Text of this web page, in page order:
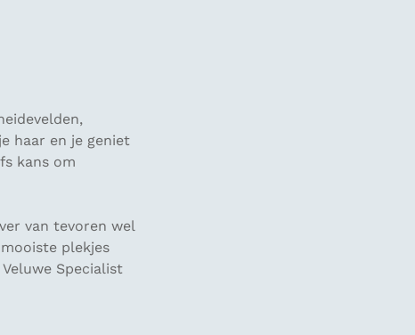
haar en je geniet
kans om
van tevoren wel
plekjes
Specialist